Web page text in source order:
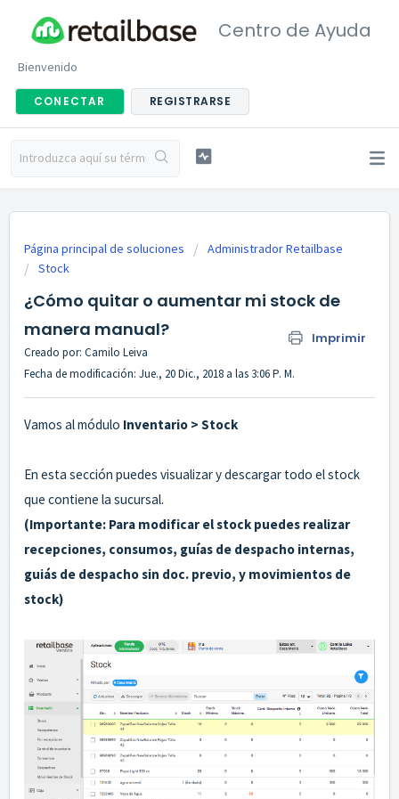
Centro de Ayuda
Bienvenido
CONECTAR REGISTRARSE
Página principal de soluciones
Administrador Retailbase
Stock
¿Cómo quitar o aumentar mi stock de
manera manual?
Imprimir
Creado por: Camilo Leiva
Fecha de modificación: Jue., 20 Dic., 2018 a las 3:06 P. M.
Vamos al módulo Inventario > Stock
En esta sección puedes visualizar y descargar todo el stock
que contiene la sucursal.
(Importante: Para modificar el stock puedes realizar
recepciones, consumos, guías de despacho internas,
guiás de despacho sin doc. previo, y movimientos de
stock)